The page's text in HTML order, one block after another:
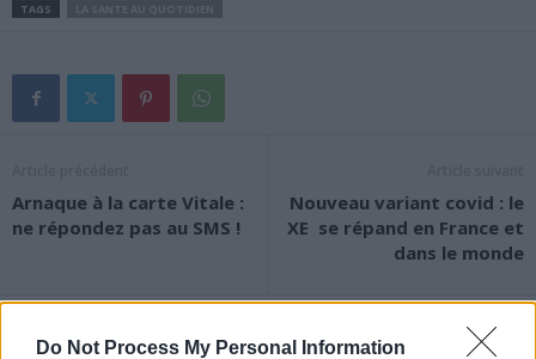
Do Not Process My Personal Information
TAGS
Arnaque à la carte Vitale :
ne répondez pas au SMS !
Nouveau variant covid : le
XE se répand en France et
dans le monde